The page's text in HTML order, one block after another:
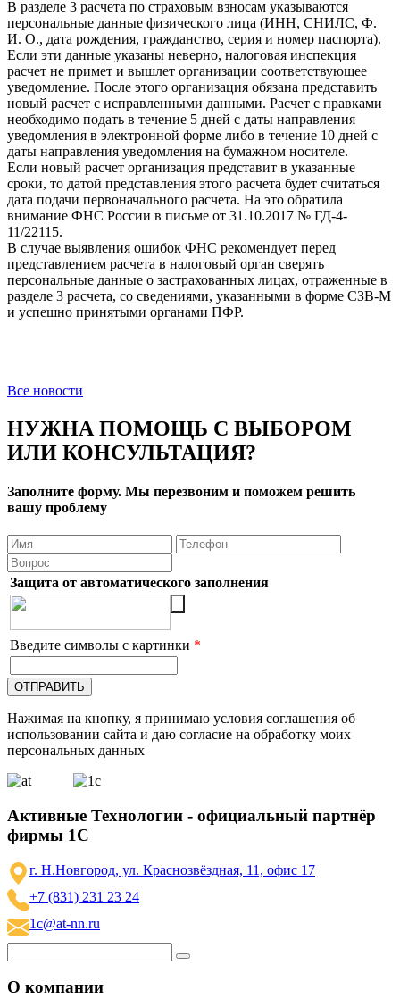
В разделе 3 расчета по страховым взносам указываются
персональные данные физического лица (ИНН, СНИЛС, Ф.
И. О., дата рождения, гражданство, серия и номер паспорта).
Если эти данные указаны неверно, налоговая инспекция
расчет не примет и вышлет организации соответствующее
уведомление. После этого организация обязана представить
новый расчет с исправленными данными. Расчет с правками
необходимо подать в течение 5 дней с даты направления
уведомления в электронной форме либо в течение 10 дней с
даты направления уведомления на бумажном носителе.
Если новый расчет организация представит в указанные
сроки, то датой представления этого расчета будет считаться
дата подачи первоначального расчета. На это обратила
внимание ФНС России в письме от 31.10.2017 № ГД-4-
11/22115.
В случае выявления ошибок ФНС рекомендует перед
представлением расчета в налоговый орган сверять
персональные данные о застрахованных лицах, отраженные в
разделе 3 расчета, со сведениями, указанными в форме СЗВ-М
и успешно принятыми органами ПФР.
Все новости
НУЖНА ПОМОЩЬ С ВЫБОРОМ
ИЛИ КОНСУЛЬТАЦИЯ?
Заполните форму. Мы перезвоним и поможем решить
вашу проблему
Защита от автоматического заполнения
Введите символы с картинки *
Нажимая на кнопку, я принимаю условия соглашения об
использовании сайта и даю согласие на обработку моих
персональных данных
Активные Технологии - официальный партнёр
фирмы 1С
г. Н.Новгород, ул. Краснозвёздная, 11, офис 17
+7 (831) 231 23 24
1c@at-nn.ru
О компании